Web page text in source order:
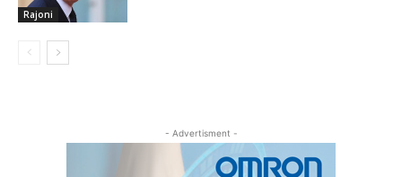
Rajoni
- Advertisment -